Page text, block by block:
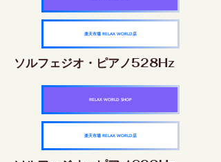
楽天市場 RELAX WORLD店
ソルフェジオ・ピアノ528Hz
RELAX WORLD SHOP
楽天市場 RELAX WORLD店